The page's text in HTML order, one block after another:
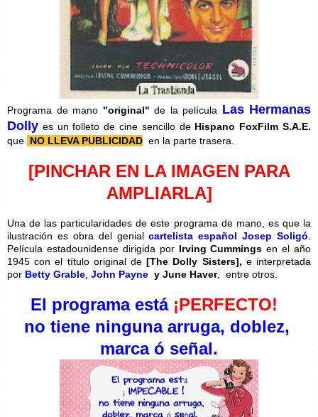
Programa de mano "original" de la película Las Hermanas
Dolly es un folleto de cine sencillo de Hispano FoxFilm S.A.E.
que NO LLEVA PUBLICIDAD en la parte trasera.
[PINCHAR EN LA IMAGEN PARA
AMPLIARLA]
Una de las particularidades de este programa de mano, es que la
ilustración es obra del genialcartelista español Josep Soligó
Película estadounidense dirigida por Irving Cummings en el año
1945 con el título original de[The Dolly Sisters], e interpretada
por Betty Grable John Payne y June Haver, entre otros.
El programa está ¡PERFECTO!
no tiene ninguna arruga, doblez,
marca ó señal.